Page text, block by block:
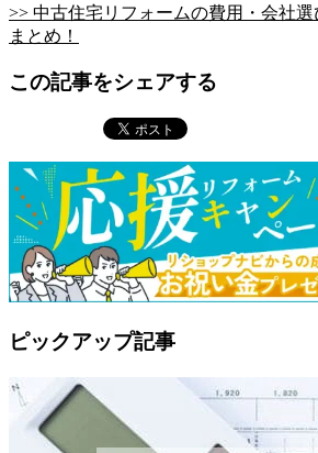
>> 中古住宅リフォームの費用・会社
まとめ！
この記事をシェアする
ピックアップ記事